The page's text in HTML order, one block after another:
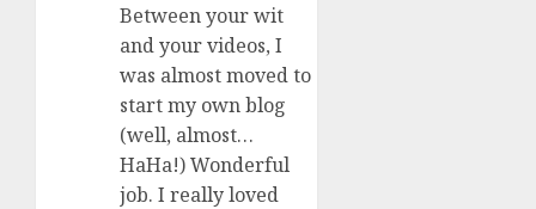
Between your wit
and your videos, I
was almost moved to
start my own blog
(well, almost…
HaHa!) Wonderful
job. I really loved